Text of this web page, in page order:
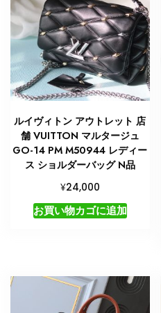
品
個
ルイヴィトン アウトレット 店
舗 VUITTON マルタージュ
GO-14 PM M50944 レディー
ス ショルダーバッグ N品
¥24,000
お買い物カゴに追加